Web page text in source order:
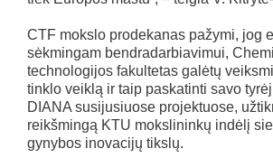
CTF mokslo prodekanas pažymi, jog
sėkmingam bendradarbiavimui,
technologijos fakultetas galėtų
tinklo veiklą ir taip paskatinti savo
DIANA susijusiuose projektuose,
reikšmingą KTU mokslininkų indėlį
gynybos inovacijų tikslų.